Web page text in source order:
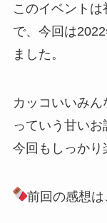
このイベント
で、今回は
ました。
カッコいいみん
っていう甘いお
今回もしっかり
前回の感想は